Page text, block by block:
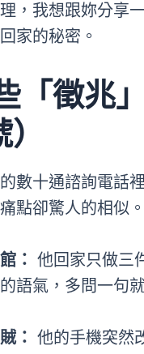
，我想跟妳分享
家的秘密。
「徵兆
數十通諮詢電話
點卻驚人的相似
： 他回家只做三
語氣，多問一句
： 他的手機突然